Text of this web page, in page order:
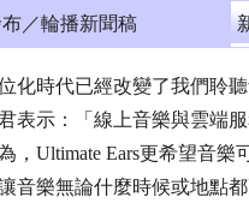
／輪播新聞稿
位化時代已經改變了我們聆
表示：「線上音樂與雲端
，Ultimate Ears更希望音
音樂無論什麼時候或地點